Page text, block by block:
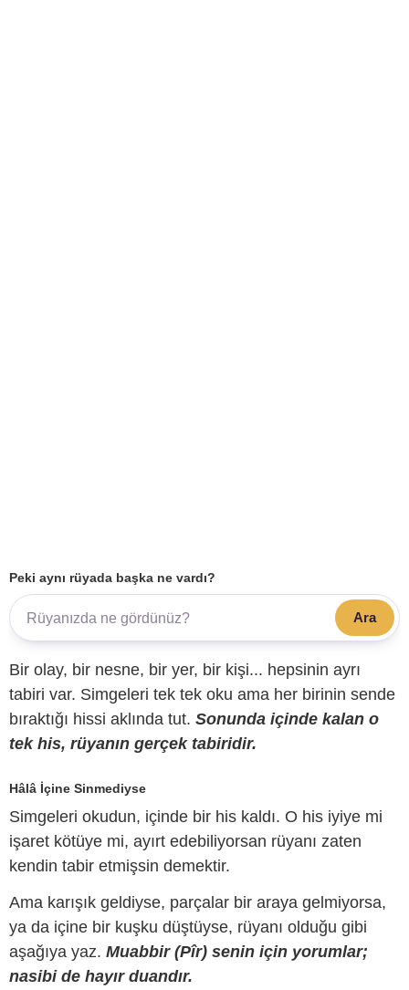
Peki aynı rüyada başka ne vardı?
Ara
Bir olay, bir nesne, bir yer, bir kişi... hepsinin ayrı
tabiri var. Simgeleri tek tek oku ama her birinin sende
bıraktığı hissi aklında tut. Sonunda içinde kalan o
tek his, rüyanın gerçek tabiridir.
Hâlâ İçine Sinmediyse
Simgeleri okudun, içinde bir his kaldı. O his iyiye mi
işaret kötüye mi, ayırt edebiliyorsan rüyanı zaten
kendin tabir etmişsin demektir.
Ama karışık geldiyse, parçalar bir araya gelmiyorsa,
ya da içine bir kuşku düştüyse, rüyanı olduğu gibi
aşağıya yaz. Muabbir (Pîr) senin için yorumlar;
nasibi de hayır duandır.